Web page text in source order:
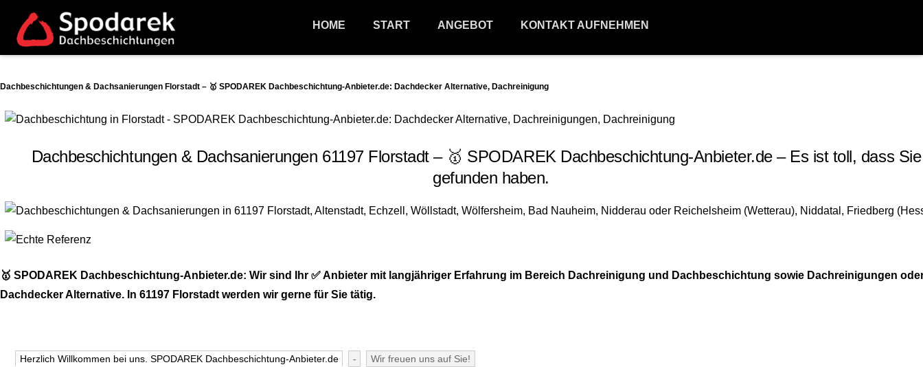
HOME START ANGEBOT KONTAKT AUFNEHMEN
Dachbeschichtungen & Dachsanierungen Florstadt – 🥇 SPODAREK Dachbeschichtung-Anbieter.de: Dachdecker Alternative, Dachreinigung
Dachbeschichtungen & Dachsanierungen 61197 Florstadt – 🥇 SPODAREK Dachbeschichtung-Anbieter.de – Es ist toll, dass
gefunden haben.
🥇 SPODAREK Dachbeschichtung-Anbieter.de: Wir sind Ihr ✅ Anbieter mit langjähriger Erfahrung im Bereich Dachreinigung und Dachbeschichtung sowie Dachreinigungen
Dachdecker Alternative. In 61197 Florstadt werden wir gerne für Sie tätig.
Herzlich Willkommen bei uns. SPODAREK Dachbeschichtung-Anbieter.de - Wir freuen uns auf Sie!